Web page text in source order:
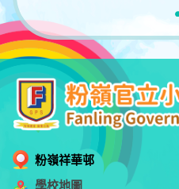
粉嶺祥華邨
學校地圖